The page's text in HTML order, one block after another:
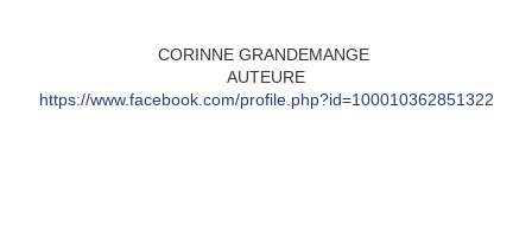
CORINNE GRANDEMANGE
AUTEURE
https://www.facebook.com/profile.php?id=100010362851322